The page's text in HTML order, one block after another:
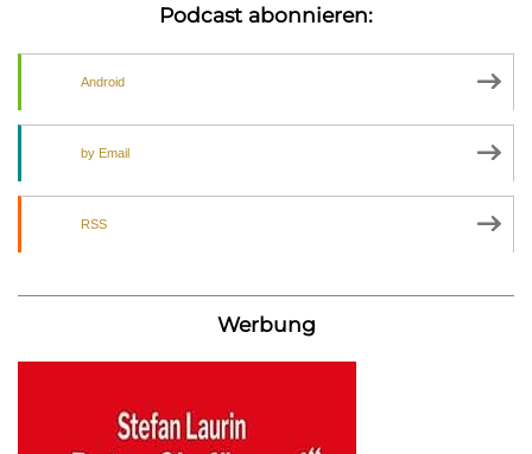
Podcast abonnieren:
Android
by Email
RSS
Werbung